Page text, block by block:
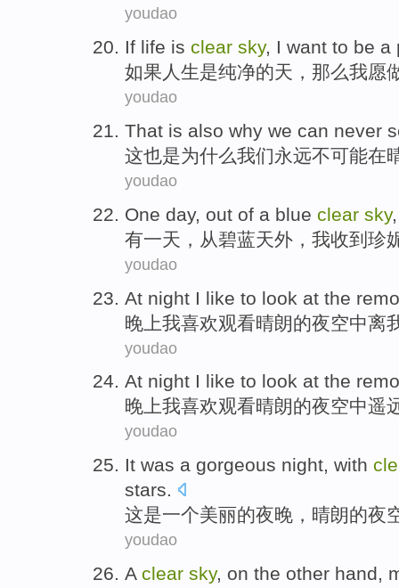
youdao
If life is clear sky, I want to be a
如果 人生是纯净的天 ，那么我愿
youdao
That is also why we can never
这也是为什么我们永远不可能在
youdao
One day, out of a blue clear sky
有一天 ， 从碧蓝天外 ， 我收到 珍
youdao
At night I like to look at the
晚上我喜欢观看晴朗的夜空中离
youdao
At night I like to look at the
晚上我喜欢观看晴朗的夜空中遥
youdao
It was a gorgeous night, with
stars.
这是一个美丽的夜晚 ， 晴朗的夜
youdao
A clear sky, on the other hand,